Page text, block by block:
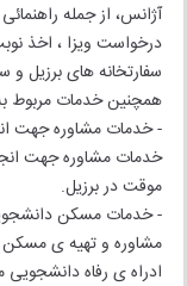
آژانس، از جمله
درخواست ویزا ، اخذ
سفارتخانه های برزیل
همچنین خدمات مربوط
- خدمات مشاوره جهت
خدمات مشاوره جهت
موقت در برزیل.
- خدمات مسکن
مشاوره و تهیه ی مسکن
ادراه ی رفاه دانشجویی